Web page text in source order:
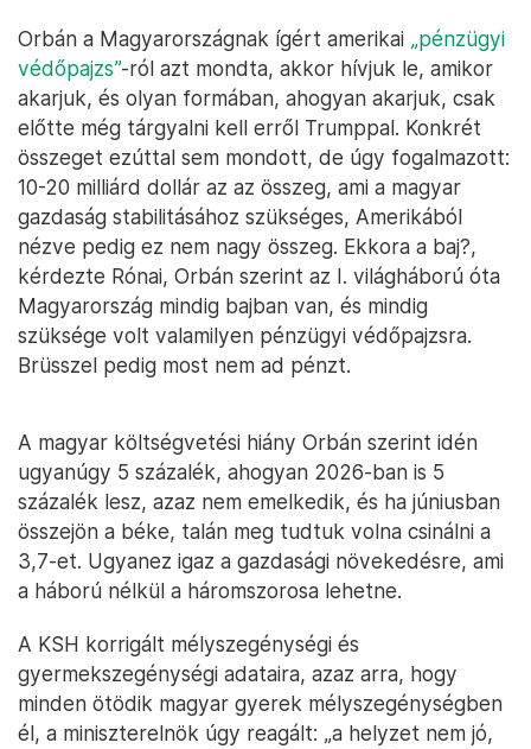
Orbán a Magyarországnak ígért amerikai „pénzügyi
védőpajzs”-ról azt mondta, akkor hívjuk le, amikor
akarjuk, és olyan formában, ahogyan akarjuk, csak
előtte még tárgyalni kell erről Trumppal. Konkrét
összeget ezúttal sem mondott, de úgy fogalmazott:
10-20 milliárd dollár az az összeg, ami a magyar
gazdaság stabilitásához szükséges, Amerikából
nézve pedig ez nem nagy összeg. Ekkora a baj?,
kérdezte Rónai, Orbán szerint az I. világháború óta
Magyarország mindig bajban van, és mindig
szüksége volt valamilyen pénzügyi védőpajzsra.
Brüsszel pedig most nem ad pénzt.
A magyar költségvetési hiány Orbán szerint idén
ugyanúgy 5 százalék, ahogyan 2026-ban is 5
százalék lesz, azaz nem emelkedik, és ha júniusban
összejön a béke, talán meg tudtuk volna csinálni a
3,7-et. Ugyanez igaz a gazdasági növekedésre, ami
a háború nélkül a háromszorosa lehetne.
A KSH korrigált mélyszegénységi és
gyermekszegénységi adataira, azaz arra, hogy
minden ötödik magyar gyerek mélyszegénységben
él, a miniszterelnök úgy reagált: „a helyzet nem jó,